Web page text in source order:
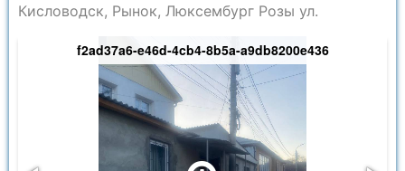
Кисловодск, Рынок, Люксембург Розы ул.
f2ad37a6-e46d-4cb4-8b5a-a9db8200e436